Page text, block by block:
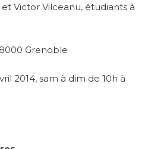
Victor Vilceanu, étudiants à
Grenoble
2014, sam à dim de 10h à